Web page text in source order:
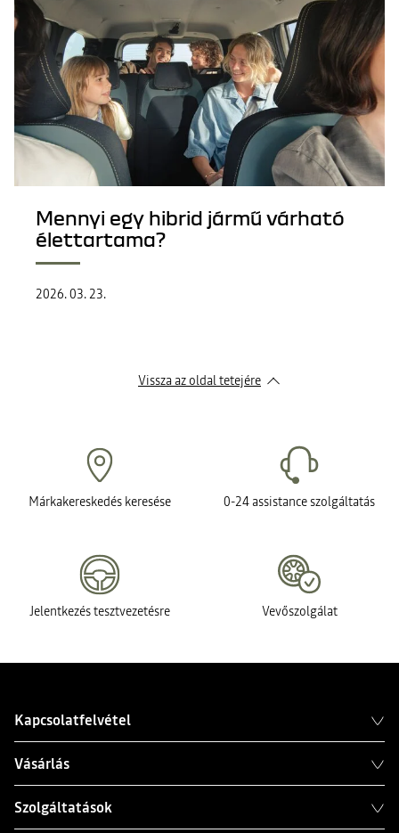
Mennyi egy hibrid jármű várható
élettartama?
2026. 03. 23.
Vissza az oldal tetejére
Márkakereskedés keresése 0-24 assistance szolgáltatás
Jelentkezés tesztvezetésre Vevőszolgálat
Kapcsolatfelvétel
Vásárlás
Szolgáltatások